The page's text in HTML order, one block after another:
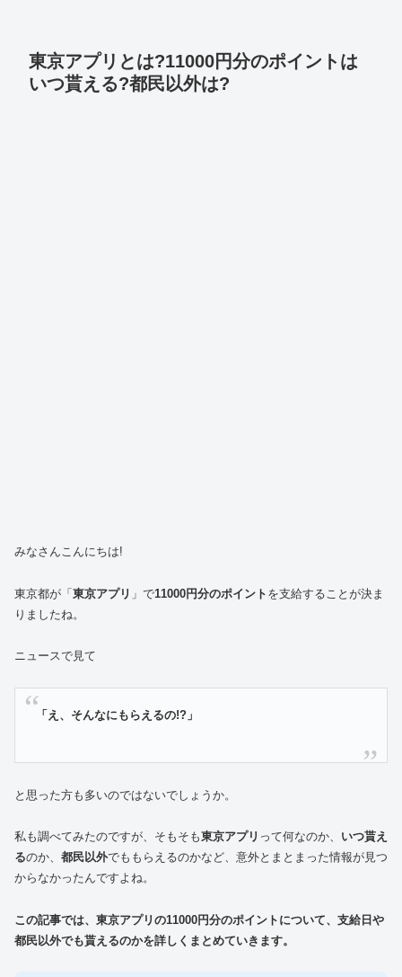
東京アプリとは?11000円分のポイントは
いつ貰える?都民以外は?
みなさんこんにちは!
東京都が「 東京アプリ 」で11000円分のポイント を支給することが決ま
りましたね。
ニュースで見て
「え、そんなにもらえるの!?」
と思った方も多いのではないでしょうか。
私も調べてみたのですが、そもそも東京アプリ って何なのか、 いつ貰え
るのか、 都民以外でももらえるのかなど、意外とまとまった情報が見つ
からなかったんですよね。
この記事では、東京アプリの11000円分のポイントについて、支給日や
都民以外でも貰えるのかを詳しくまとめていきます。